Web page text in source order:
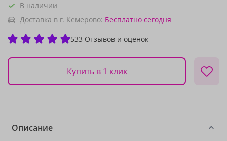
В наличии
Доставка в г. Кемерово: Бесплатно сегодня
533 Отзывов и оценок
Купить в 1 клик
Описание